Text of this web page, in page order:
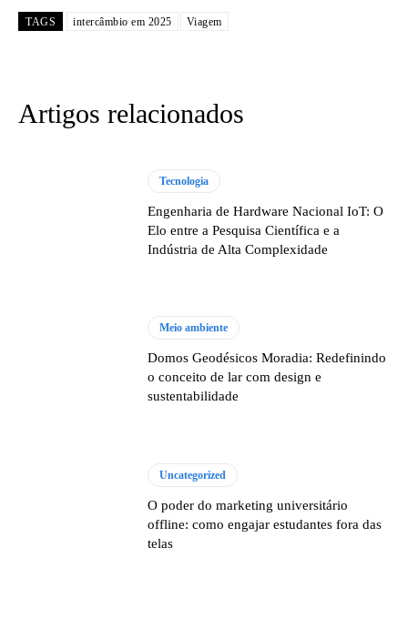
TAGS intercâmbio em 2025 Viagem
Artigos relacionados
Tecnologia
Engenharia de Hardware Nacional IoT: O
Elo entre a Pesquisa Científica e a
Indústria de Alta Complexidade
Meio ambiente
Domos Geodésicos Moradia: Redefinindo
o conceito de lar com design e
sustentabilidade
Uncategorized
O poder do marketing universitário
offline: como engajar estudantes fora das
telas